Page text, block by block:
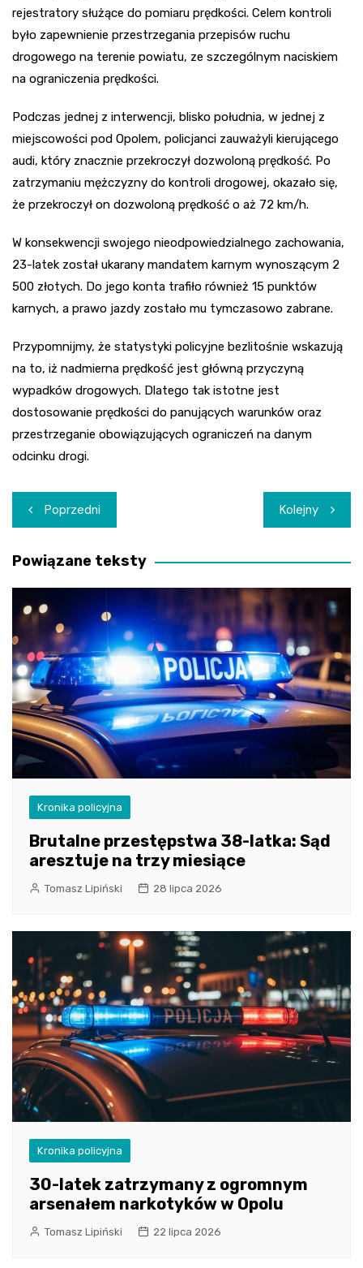
rejestratory służące do pomiaru prędkości. Celem kontroli
było zapewnienie przestrzegania przepisów ruchu
drogowego na terenie powiatu, ze szczególnym naciskiem
na ograniczenia prędkości.
Podczas jednej z interwencji, blisko południa, w jednej z
miejscowości pod Opolem, policjanci zauważyli kierującego
audi, który znacznie przekroczył dozwoloną prędkość. Po
zatrzymaniu mężczyzny do kontroli drogowej, okazało się,
że przekroczył on dozwoloną prędkość o aż 72 km/h.
W konsekwencji swojego nieodpowiedzialnego zachowania,
23-latek został ukarany mandatem karnym wynoszącym 2
500 złotych. Do jego konta trafiło również 15 punktów
karnych, a prawo jazdy zostało mu tymczasowo zabrane.
Przypomnijmy, że statystyki policyjne bezlitośnie wskazują
na to, iż nadmierna prędkość jest główną przyczyną
wypadków drogowych. Dlatego tak istotne jest
dostosowanie prędkości do panujących warunków oraz
przestrzeganie obowiązujących ograniczeń na danym
odcinku drogi.
Nawigacja
wpisu
Poprzedni Kolejny
Powiązane teksty
Kronika policyjna
Brutalne przestępstwa 38-latka: Sąd
aresztuje na trzy miesiące
Tomasz Lipiński 28 lipca 2026
Kronika policyjna
30-latek zatrzymany z ogromnym
arsenałem narkotyków w Opolu
Tomasz Lipiński 22 lipca 2026